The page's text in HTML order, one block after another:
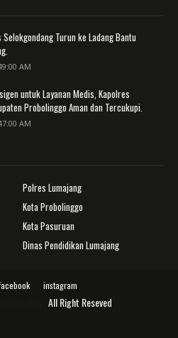
Turun ke Ladang Bantu
AM
untuk Layanan Medis, Kapolres
Probolinggo Aman dan Tercukupi.
AM
Polres Lumajang
Kota Probolinggo
Kota Pasuruan
Dinas Pendidikan Lumajang
instagram
All Right Reseved